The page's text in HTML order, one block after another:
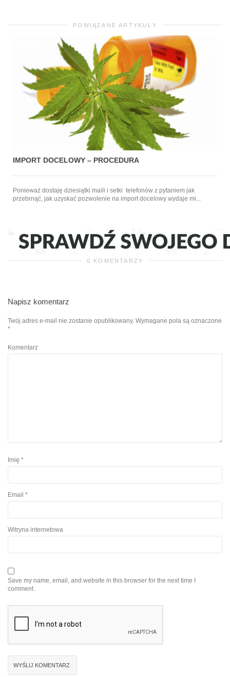
POWIĄZANE ARTYKUŁY
IMPORT DOCELOWY – PROCEDURA
Ponieważ dostaję dziesiątki maili i setki telefonów z pytaniem jak
przebrnąć, jak uzyskać pozwolenie na import docelowy wydaje mi...
0 KOMENTARZY
Napisz komentarz
Twój adres e-mail nie zostanie opublikowany. Wymagane pola są oznaczone
*
Komentarz
Imię *
Email *
Witryna internetowa
Save my name, email, and website in this browser for the next time I
comment.